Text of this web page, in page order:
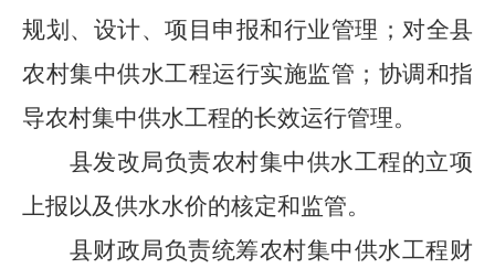
规划、设计、项目申报和行业管理；对全县
农村集中供水工程运行实施监管；协调和指
导农村集中供水工程的长效运行管理。
县发改局负责农村集中供水工程的立项
上报以及供水水价的核定和监管。
县财政局负责统筹农村集中供水工程财